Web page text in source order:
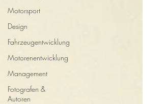
Motorsport
Design
Fahrzeugentwicklung
Motorenentwicklung
Management
Fotografen &
Autoren